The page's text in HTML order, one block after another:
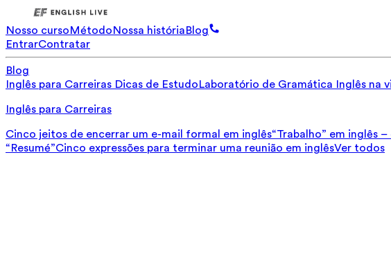
Nosso cursoMétodoNossa históriaBlog
EntrarContratar
Blog
Inglês para Carreiras Dicas de EstudoLaboratório de Gramática Inglês na
Inglês para Carreiras
Cinco jeitos de encerrar um e-mail formal em inglês“Trabalho” em inglês
“Resumé”Cinco expressões para terminar uma reunião em inglêsVer todos